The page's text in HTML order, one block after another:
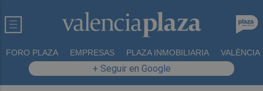
FORO PLAZA EMPRESAS PLAZA INMOBILIARIA VALÈNCIA
+ Seguir en Google